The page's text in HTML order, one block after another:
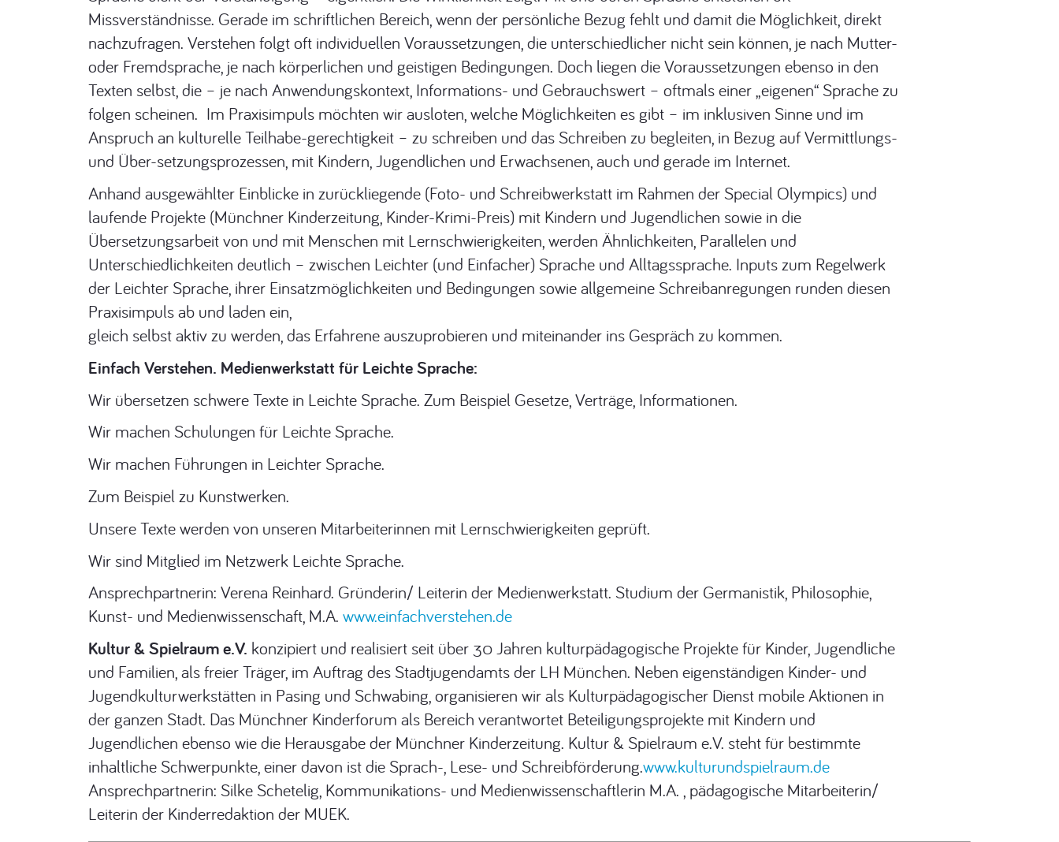
Missverständnisse. Gerade im schriftlichen Bereich, wenn der persönliche Bezug fehlt und damit die Möglichkeit, direkt
nachzufragen. Verstehen folgt oft individuellen Voraussetzungen, die unterschiedlicher nicht sein können, je nach Mutter-
oder Fremdsprache, je nach körperlichen und geistigen Bedingungen. Doch liegen die Voraussetzungen ebenso in den
Texten selbst, die – je nach Anwendungskontext, Informations- und Gebrauchswert – oftmals einer „eigenen“ Sprache zu
folgen scheinen. Im Praxisimpuls möchten wir ausloten, welche Möglichkeiten es gibt – im inklusiven Sinne und im
Anspruch an kulturelle Teilhabe-gerechtigkeit – zu schreiben und das Schreiben zu begleiten, in Bezug auf Vermittlungs-
und Über-setzungsprozessen, mit Kindern, Jugendlichen und Erwachsenen, auch und gerade im Internet.
Anhand ausgewählter Einblicke in zurückliegende (Foto- und Schreibwerkstatt im Rahmen der Special Olympics) und
laufende Projekte (Münchner Kinderzeitung, Kinder-Krimi-Preis) mit Kindern und Jugendlichen sowie in die
Übersetzungsarbeit von und mit Menschen mit Lernschwierigkeiten, werden Ähnlichkeiten, Parallelen und
Unterschiedlichkeiten deutlich – zwischen Leichter (und Einfacher) Sprache und Alltagssprache. Inputs zum Regelwerk
der Leichter Sprache, ihrer Einsatzmöglichkeiten und Bedingungen sowie allgemeine Schreibanregungen runden diesen
Praxisimpuls ab und laden ein,
gleich selbst aktiv zu werden, das Erfahrene auszuprobieren und miteinander ins Gespräch zu kommen.
Einfach Verstehen. Medienwerkstatt für Leichte Sprache:
Wir übersetzen schwere Texte in Leichte Sprache. Zum Beispiel Gesetze, Verträge, Informationen.
Wir machen Schulungen für Leichte Sprache.
Wir machen Führungen in Leichter Sprache.
Zum Beispiel zu Kunstwerken.
Unsere Texte werden von unseren Mitarbeiterinnen mit Lernschwierigkeiten geprüft.
Wir sind Mitglied im Netzwerk Leichte Sprache.
Ansprechpartnerin: Verena Reinhard. Gründerin/ Leiterin der Medienwerkstatt. Studium der Germanistik, Philosophie,
Kunst- und Medienwissenschaft, M.A. www.einfachverstehen.de
Kultur & Spielraum e.V. konzipiert und realisiert seit über 30 Jahren kulturpädagogische Projekte für Kinder, Jugendliche
und Familien, als freier Träger, im Auftrag des Stadtjugendamts der LH München. Neben eigenständigen Kinder- und
Jugendkulturwerkstätten in Pasing und Schwabing, organisieren wir als Kulturpädagogischer Dienst mobile Aktionen in
der ganzen Stadt. Das Münchner Kinderforum als Bereich verantwortet Beteiligungsprojekte mit Kindern und
Jugendlichen ebenso wie die Herausgabe der Münchner Kinderzeitung. Kultur & Spielraum e.V. steht für bestimmte
inhaltliche Schwerpunkte, einer davon ist die Sprach-, Lese- und Schreibförderung.www.kulturundspielraum.de
Ansprechpartnerin: Silke Schetelig, Kommunikations- und Medienwissenschaftlerin M.A. , pädagogische Mitarbeiterin/
Leiterin der Kinderredaktion der MUEK.